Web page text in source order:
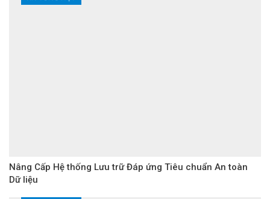
Nâng Cấp Hệ thống Lưu trữ Đáp ứng Tiêu chuẩn An toàn
Dữ liệu